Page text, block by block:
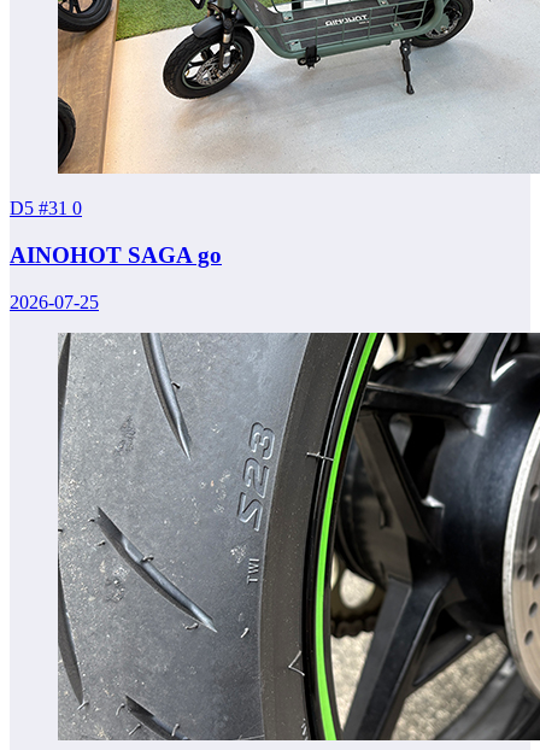
D5 #31 0
AINOHOT SAGA go
2026-07-25